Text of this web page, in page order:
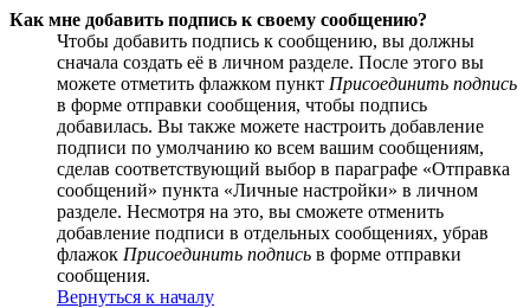
Как мне добавить подпись к своему сообщению?
Чтобы добавить подпись к сообщению, вы должны
сначала создать её в личном разделе. После этого вы
можете отметить флажком пункт Присоединить подпись
в форме отправки сообщения, чтобы подпись
добавилась. Вы также можете настроить добавление
подписи по умолчанию ко всем вашим сообщениям,
сделав соответствующий выбор в параграфе «Отправка
сообщений» пункта «Личные настройки» в личном
разделе. Несмотря на это, вы сможете отменить
добавление подписи в отдельных сообщениях, убрав
флажок Присоединить подпись в форме отправки
сообщения.
Вернуться к началу